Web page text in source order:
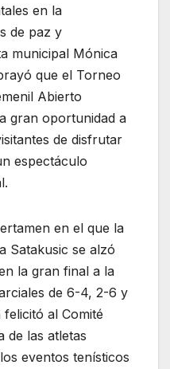
en la
de paz y
municipal Mónica
que el Torneo
Abierto
gran oportunidad a
de disfrutar
espectáculo
en el que la
Satakusic se alzó
la gran final a la
de 6-4, 2-6 y
al Comité
de las atletas
eventos tenísticos